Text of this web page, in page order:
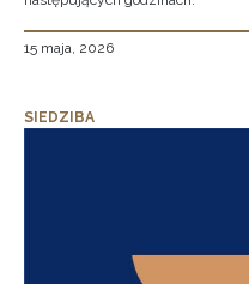
15 maja, 2026
SIEDZIBA